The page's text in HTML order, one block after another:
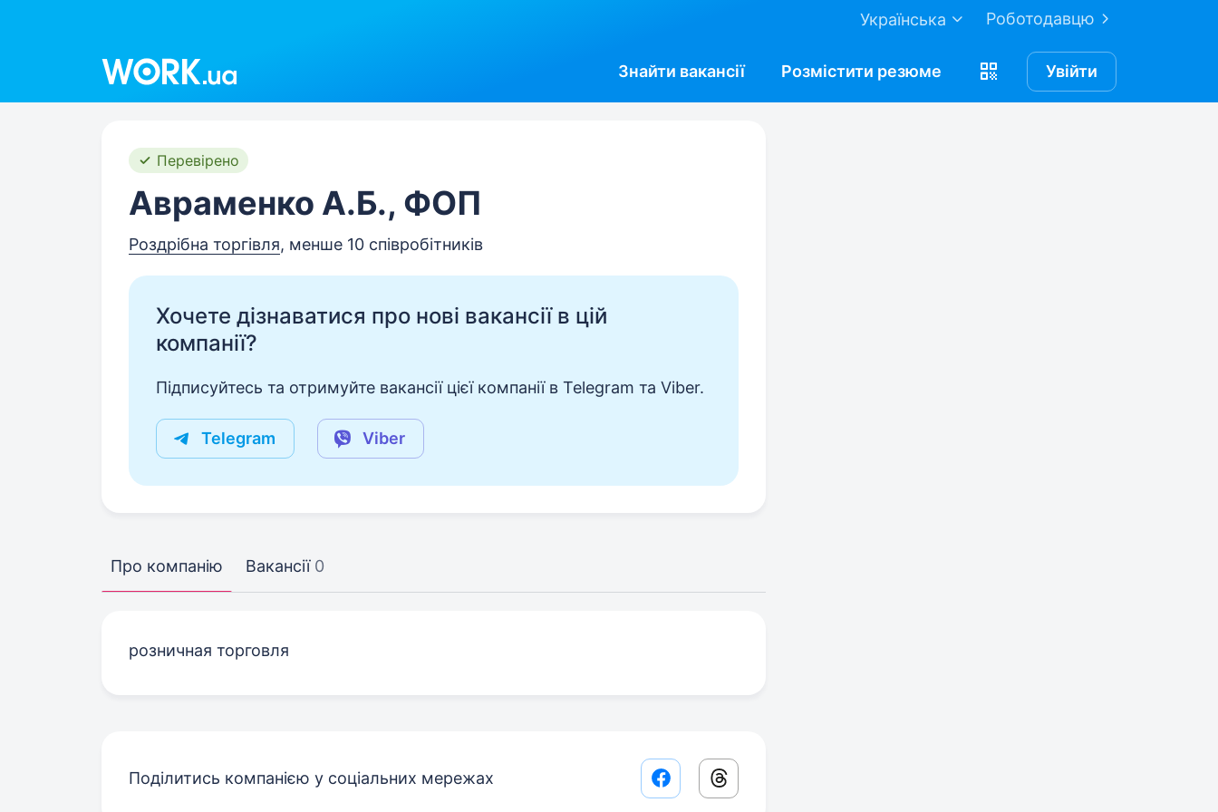
Роботодавцю
Українська
Знайти вакансії Розмістити резюме Увійти
Перевірено
Aвраменко А.Б., ФOП
Роздрібна торгівля, менше 10 співробітників
Хочете дізнаватися про нові вакансії в цій
компанії?
Підписуйтесь та отримуйте вакансії цієї компанії в Telegram та Viber.
Telegram Viber
Про компанію Вакансії 0
розничная торговля
Поділитись компанією у соціальних мережах Facebook share link
Threads share link